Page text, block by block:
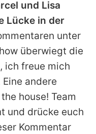
und Lisa
Lücke in der
unter
überwiegt die
ich freue mich
andere
house! Team
und drücke euch
Kommentar